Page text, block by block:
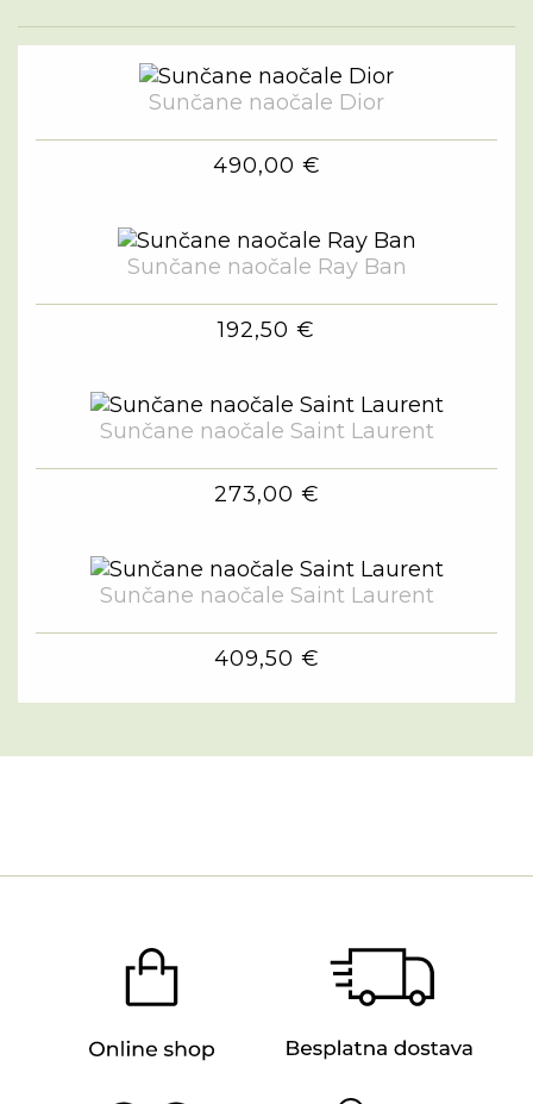
Sunčane naočale Dior
490,00 €
Sunčane naočale Ray Ban
192,50 €
Sunčane naočale Saint Laurent
273,00 €
Sunčane naočale Saint Laurent
409,50 €